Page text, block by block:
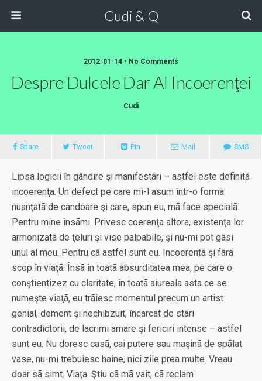
Cudi & Q
2012-01-14 • No Comments
Despre Dulcele Dar Al Incoerenţei
Cudi
Share Tweet Pin Mail SMS
Lipsa logicii în gândire şi manifestãri – astfel este definitã
incoerenţa. Un defect pe care mi-l asum într-o formã
nuanţatã de candoare şi care, spun eu, mã face specialã.
Pentru mine însãmi. Privesc coerenţa altora, existenţa lor
armonizatã de ţeluri şi vise palpabile, şi nu-mi pot gãsi
unul al meu. Pentru cã astfel sunt eu. Incoerentã şi fãrã
scop în viaţã. Însã în toatã absurditatea mea, pe care o
conştientizez cu claritate, în toatã aiureala asta ce se
numeşte viaţã, eu trãiesc momentul precum un artist
genial, dement şi nechibzuit, încarcat de stãri
contradictorii, de lacrimi amare şi fericiri intense – astfel
sunt eu. Nu doresc casã, cai putere sau maşinã de spãlat
vase, nu-mi trebuiesc haine, nici zile prea multe. Vreau
doar sã simt. Viaţa. Ştiu cã mã vait, cã reclam